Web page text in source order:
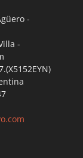
-
-